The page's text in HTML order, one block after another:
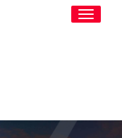
Toggle